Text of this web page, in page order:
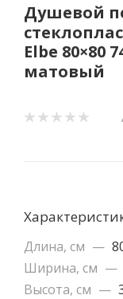
Душевой
Elbe 80×80
матовый
Длина, см —
Ширина, см —
Высота, см —